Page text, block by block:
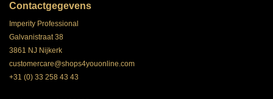
Contactgegevens
Imperity Professional
Galvanistraat 38
3861 NJ Nijkerk
customercare@shops4youonline.com
+31 (0) 33 258 43 43